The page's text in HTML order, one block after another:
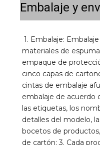
Embalaje y
1. Embalaje:
materiales de
empaque de
cinco capas de
cintas de embalaje
embalaje de acuerdo
las etiquetas, los
detalles del modelo,
bocetos de
de cartón; 3. Cada